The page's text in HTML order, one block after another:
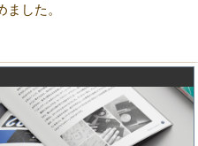
した。